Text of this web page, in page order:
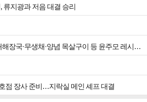
류지광과 저음 대결 승리
'편스토랑' 이찬원, 황태해장국·무생채·양념 목살구이 등 윤주모 레시피 섭렵
점 장사 준비…지락실 메인 셰프 대결